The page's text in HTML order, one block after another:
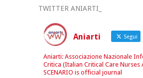
TWITTER ANIARTI_
Aniarti Segui
Aniarti: Associazione Nazionale
Critica (Italian Critical Care Nurses
SCENARIO is official journal